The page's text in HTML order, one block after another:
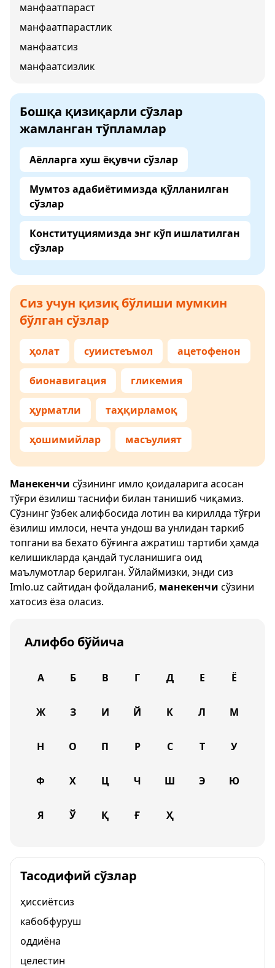
манфаатпараст
манфаатпарастлик
манфаатсиз
манфаатсизлик
Бошқа қизиқарли сўзлар
жамланган тўпламлар
Аёлларга хуш ёқувчи сўзлар
Мумтоз адабиётимизда қўлланилган
сўзлар
Конституциямизда энг кўп ишлатилган
сўзлар
Сиз учун қизиқ бўлиши мумкин
бўлган сўзлар
ҳолат суиистеъмол ацетофенон
бионавигация гликемия
ҳурматли таҳқирламоқ
ҳошимийлар масъулият
Манекенчи сўзининг имло қоидаларига асосан
тўғри ёзилиш таснифи билан танишиб чиқамиз.
Сўзнинг ўзбек алифбосида лотин ва кириллда тўғри
ёзилиш имлоси, нечта ундош ва унлидан таркиб
топгани ва бехато бўғинга ажратиш тартиби ҳамда
келишикларда қандай тусланишига оид
маълумотлар берилган. Ўйлаймизки, энди сиз
Imlo.uz сайтидан фойдаланиб, манекенчи сўзини
хатосиз ёза оласиз.
Алифбо бўйича
А Б В Г Д Е Ё
Ж З И Й К Л М
Н О П Р С Т У
Ф Х Ц Ч Ш Э Ю
Я Ў Қ Ғ Ҳ
Тасодифий сўзлар
ҳиссиётсиз
кабобфуруш
оддиёна
целестин